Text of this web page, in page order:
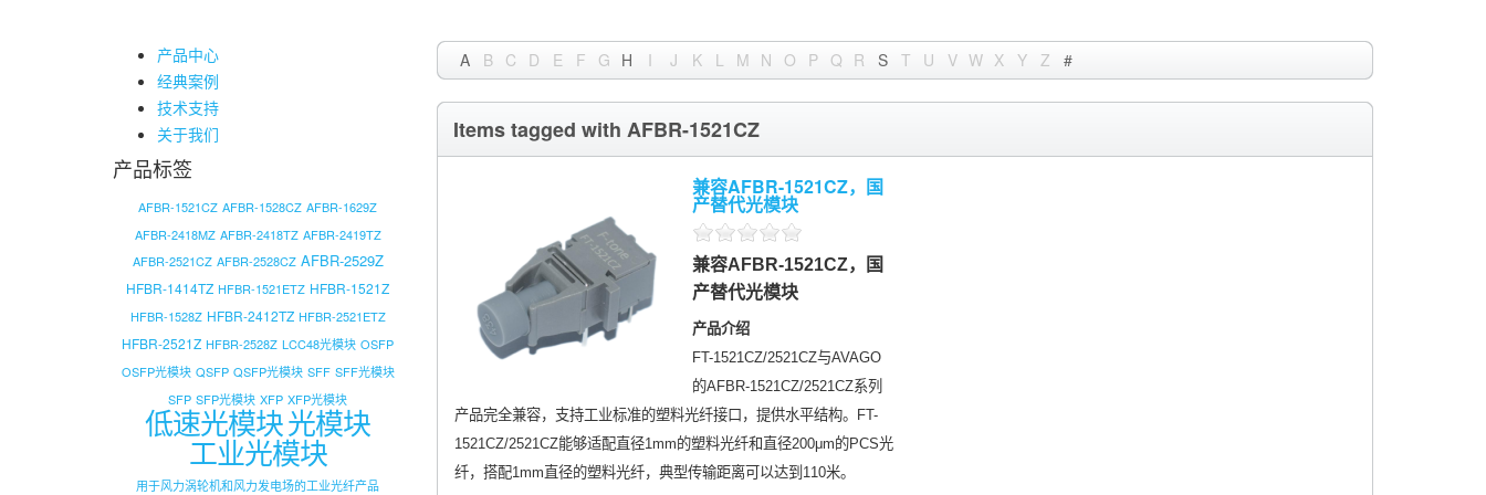
产品中心
经典案例
技术支持
关于我们
产品标签
AFBR-1521CZ AFBR-1528CZ AFBR-1629Z
AFBR-2418MZ AFBR-2418TZ AFBR-2419TZ
AFBR-2521CZ AFBR-2528CZ AFBR-2529Z
HFBR-1414TZ HFBR-1521ETZ HFBR-1521Z
HFBR-1528Z HFBR-2412TZ HFBR-2521ETZ
HFBR-2521Z HFBR-2528Z LCC48光模块 OSFP
OSFP光模块 QSFP QSFP光模块 SFF SFF光模块
SFP SFP光模块 XFP XFP光模块
低速光模块光模块
工业光模块
用于风力涡轮机和风力发电场的工业光纤产品
A B C D E F G H I J K L M N O P Q R S T U V W X Y Z #
Items tagged with AFBR-1521CZ
兼容AFBR-1521CZ，国
产替代光模块
兼容AFBR-1521CZ，国
产替代光模块
产品介绍
FT-1521CZ/2521CZ与AVAGO
的AFBR-1521CZ/2521CZ系列
产品完全兼容，支持工业标准的塑料光纤接口，提供水平结构。FT-
1521CZ/2521CZ能够适配直径1mm的塑料光纤和直径200μm的PCS光
纤，搭配1mm直径的塑料光纤，典型传输距离可以达到110米。